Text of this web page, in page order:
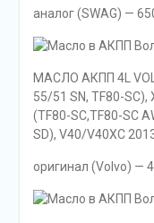
аналог (SWAG) —
МАСЛО АКПП 4L
55/51 SN, TF80-
(TF80-SC,TF80-SC
SD), V40/V40XC
оригинал (Volvo) —